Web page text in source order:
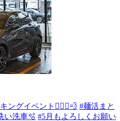
ングイベント🚶🏻‍♂️💨 #麺活まと
い洗車🫧 #5月もよろしくお願い